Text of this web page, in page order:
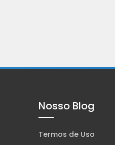
Nosso Blog
Termos de Uso